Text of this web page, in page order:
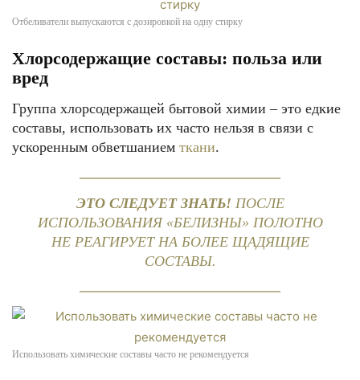
Отбеливатели выпускаются с дозировкой на одну стирку
Хлорсодержащие составы: польза или
вред
Группа хлорсодержащей бытовой химии – это едкие
составы, использовать их часто нельзя в связи с
ускоренным обветшанием ткани.
ЭТО СЛЕДУЕТ ЗНАТЬ! ПОСЛЕ
ИСПОЛЬЗОВАНИЯ «БЕЛИЗНЫ» ПОЛОТНО
НЕ РЕАГИРУЕТ НА БОЛЕЕ ЩАДЯЩИЕ
СОСТАВЫ.
Использовать химические составы часто не рекомендуется